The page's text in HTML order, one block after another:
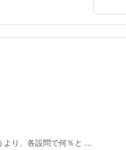
より、各設問で何％と ...